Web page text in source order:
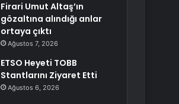
Firari Umut Altaş’ın
gözaltına alındığı anlar
ortaya çıktı
Ağustos 7, 2026
ETSO Heyeti TOBB
Stantlarını Ziyaret Etti
Ağustos 6, 2026